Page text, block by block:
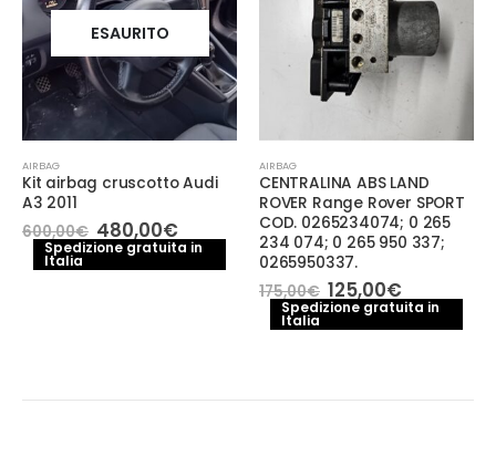
ESAURITO
AIRBAG
Kit airbag cruscotto Audi
A3 2011
600,00€ Il
prezzo
originale
480,00€Il
prezzo
attuale
480,00€.
Spedizione gratuita in
Italia
AIRBAG
CENTRALINA ABS LAND
ROVER Range Rover SPORT
COD. 0265234074; 0 265
234 074; 0 265 950 337;
0265950337.
175,00€ Il
prezzo
originale
125,00€Il
prezzo
attuale
Spedizione gratuita in
Italia